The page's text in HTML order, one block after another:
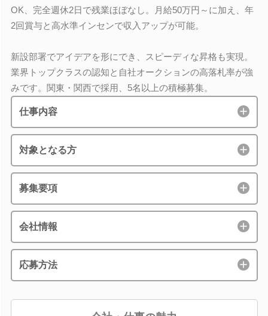
OK、完全週休2日で残業ほぼなし。月給50万円～に加え、年
2回賞与と高水準インセンで収入アップが可能。
新設部署でアイデアを形にでき、スピーディな昇格も実現。
業界トップクラスの認知と自社オークションの高落札率が強
みです。関東・関西で採用、5名以上の積極募集。
仕事内容
対象となる方
募集要項
会社情報
応募方法